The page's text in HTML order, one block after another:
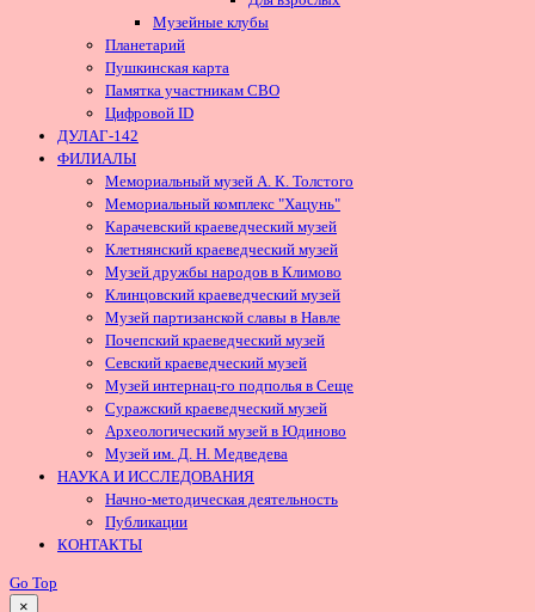
Музейные клубы
Планетарий
Пушкинская карта
Памятка участникам СВО
Цифровой ID
ДУЛАГ-142
ФИЛИАЛЫ
Мемориальный музей А. К. Толстого
Мемориальный комплекс "Хацунь"
Карачевский краеведческий музей
Клетнянский краеведческий музей
Музей дружбы народов в Климово
Клинцовский краеведческий музей
Музей партизанской славы в Навле
Почепский краеведческий музей
Севский краеведческий музей
Музей интернац-го подполья в Сеще
Суражский краеведческий музей
Археологический музей в Юдиново
Музей им. Д. Н. Медведева
НАУКА И ИССЛЕДОВАНИЯ
Начно-методическая деятельность
Публикации
КОНТАКТЫ
Go Top
×